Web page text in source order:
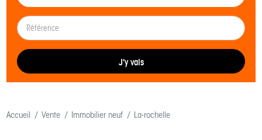
J'y vais
Accueil Vente Immobilier neuf La-rochelle